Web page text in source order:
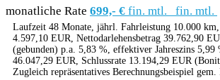
monatliche Rate 699,- € fin. mtl. fin. mtl.
Laufzeit 48 Monate, jährl. Fahrleistung 10.000
4.597,10 EUR, Nettodarlehensbetrag 39.762,90
(gebunden) p.a. 5,83 %, effektiver Jahreszins 5,99
46.047,29 EUR, Schlussrate 13.194,29 EUR
Zugleich repräsentatives Berechnungsbeispiel gem.